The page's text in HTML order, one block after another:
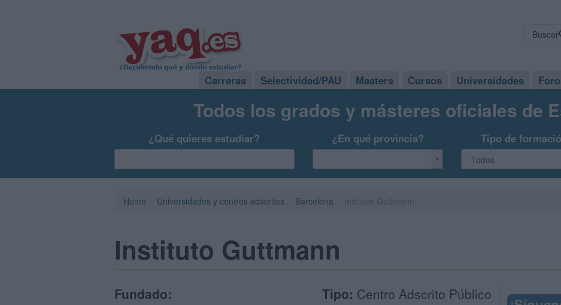
Buscar
Carreras Selectividad/PAU Masters Cursos Universidades
Todos los grados y másteres oficiales de
¿Qué quieres estudiar? ¿En qué provincia? Tipo de
Home Universidades y centros adscritos Barcelona
Instituto Guttmann
Fundado: Tipo: Centro Adscrito Público